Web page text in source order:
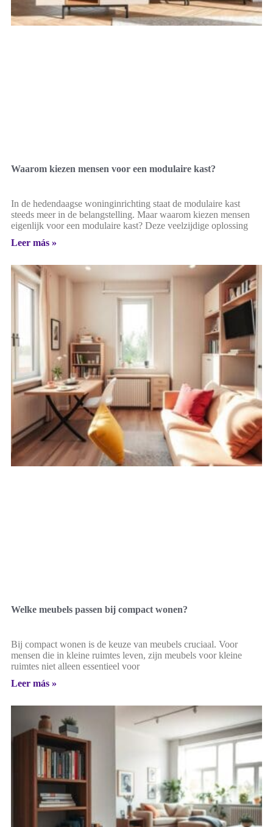
Waarom kiezen mensen voor een modulaire kast?
In de hedendaagse woninginrichting staat de modulaire kast
steeds meer in de belangstelling. Maar waarom kiezen mensen
eigenlijk voor een modulaire kast? Deze veelzijdige oplossing
Leer más »
Welke meubels passen bij compact wonen?
Bij compact wonen is de keuze van meubels cruciaal. Voor
mensen die in kleine ruimtes leven, zijn meubels voor kleine
ruimtes niet alleen essentieel voor
Leer más »